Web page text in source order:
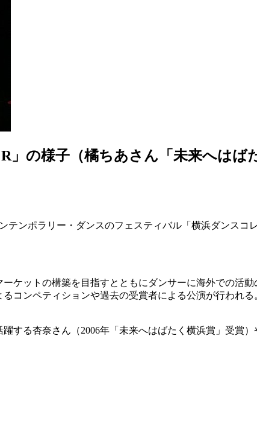
」の様子（橘ちあさん「未来へはば
ンポラリー・ダンスのフェスティバル「横浜ダンスコ
ケットの構築を目指すとともにダンサーに海外での活
コンペティションや過去の受賞者による公演が行われ
する杏奈さん（2006年「未来へはばたく横浜賞」受賞